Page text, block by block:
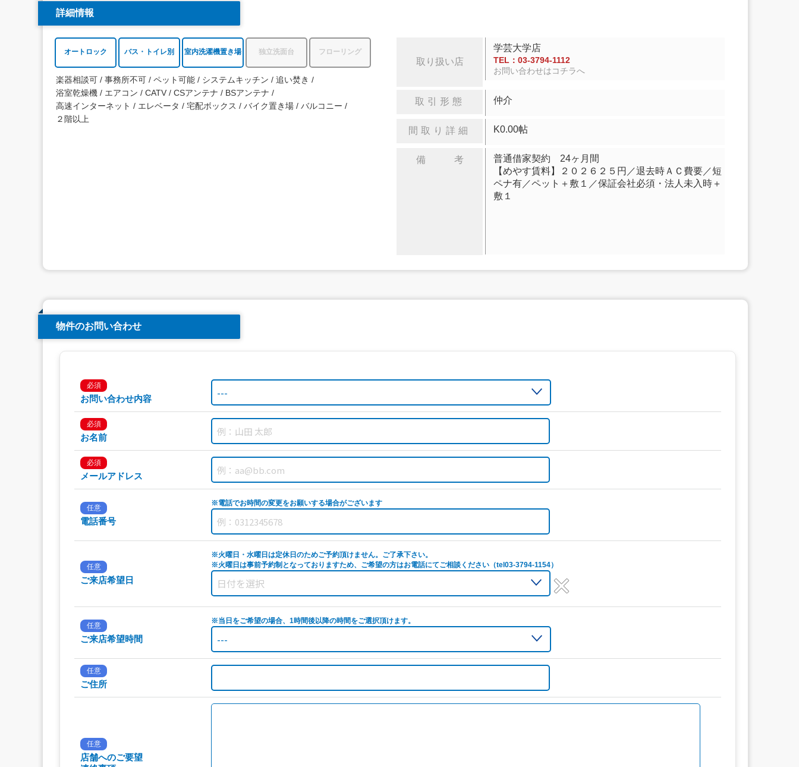
詳細情報
オートロック バス・トイレ別 室内洗濯機置き場 独立洗面台 フローリング
楽器相談可 事務所不可 ペット可能 システムキッチン
追い焚き
浴室乾燥機
エアコン CATV CSアンテナ
BSアンテナ
高速インターネット
エレベータ 宅配ボックス バイク置き場
バルコニー
２階以上
取り扱い店
学芸大学店
TEL：03-3794-1112
お問い合わせはコチラへ
取引形態 仲介
間取り詳細 K0.00帖
備 考
普通借家契約 24ヶ月間
【めやす賃料】２０２６２５円／退去時ＡＣ費要／短
ペナ有／ペット＋敷１／保証会社必須・法人未入時＋
敷１
物件のお問い合わせ
必須
お問い合わせ内容
必須
お名前
必須
メールアドレス
任意
電話番号
※電話でお時間の変更をお願いする場合がございます
任意
ご来店希望日
※火曜日・水曜日は定休日のためご予約頂けません。ご了承下さい。
※火曜日は事前予約制となっておりますため、ご希望の方はお電話にてご相談ください（tel03-3794-1154）
任意
ご来店希望時間
※当日をご希望の場合、1時間後以降の時間をご選択頂けます。
任意
ご住所
任意
店舗へのご要望